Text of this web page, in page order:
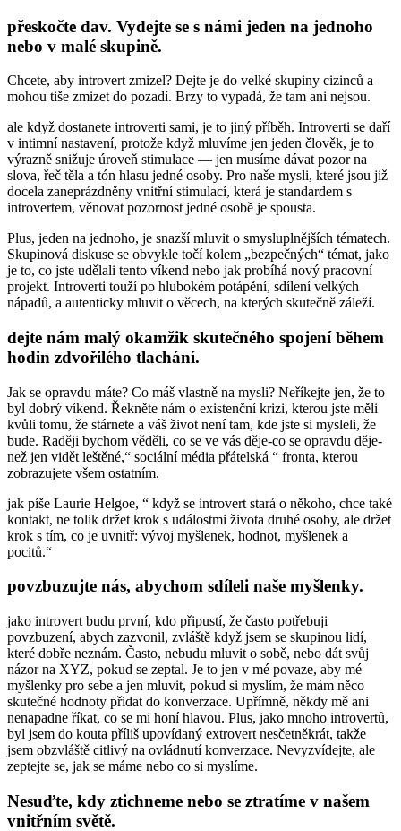
přeskočte dav. Vydejte se s námi jeden na jednoho
nebo v malé skupině.
Chcete, aby introvert zmizel? Dejte je do velké skupiny cizinců a
mohou tiše zmizet do pozadí. Brzy to vypadá, že tam ani nejsou.
ale když dostanete introverti sami, je to jiný příběh. Introverti se daří
v intimní nastavení, protože když mluvíme jen jeden člověk, je to
výrazně snižuje úroveň stimulace — jen musíme dávat pozor na
slova, řeč těla a tón hlasu jedné osoby. Pro naše mysli, které jsou již
docela zaneprázdněny vnitřní stimulací, která je standardem s
introvertem, věnovat pozornost jedné osobě je spousta.
Plus, jeden na jednoho, je snazší mluvit o smysluplnějších tématech.
Skupinová diskuse se obvykle točí kolem „bezpečných“ témat, jako
je to, co jste udělali tento víkend nebo jak probíhá nový pracovní
projekt. Introverti touží po hlubokém potápění, sdílení velkých
nápadů, a autenticky mluvit o věcech, na kterých skutečně záleží.
dejte nám malý okamžik skutečného spojení během
hodin zdvořilého tlachání.
Jak se opravdu máte? Co máš vlastně na mysli? Neříkejte jen, že to
byl dobrý víkend. Řekněte nám o existenční krizi, kterou jste měli
kvůli tomu, že stárnete a váš život není tam, kde jste si mysleli, že
bude. Raději bychom věděli, co se ve vás děje-co se opravdu děje-
než jen vidět leštěné,“ sociální média přátelská “ fronta, kterou
zobrazujete všem ostatním.
jak píše Laurie Helgoe, “ když se introvert stará o někoho, chce také
kontakt, ne tolik držet krok s událostmi života druhé osoby, ale držet
krok s tím, co je uvnitř: vývoj myšlenek, hodnot, myšlenek a
pocitů.“
povzbuzujte nás, abychom sdíleli naše myšlenky.
jako introvert budu první, kdo připustí, že často potřebuji
povzbuzení, abych zazvonil, zvláště když jsem se skupinou lidí,
které dobře neznám. Často, nebudu mluvit o sobě, nebo dát svůj
názor na XYZ, pokud se zeptal. Je to jen v mé povaze, aby mé
myšlenky pro sebe a jen mluvit, pokud si myslím, že mám něco
skutečné hodnoty přidat do konverzace. Upřímně, někdy mě ani
nenapadne říkat, co se mi honí hlavou. Plus, jako mnoho introvertů,
byl jsem do kouta příliš upovídaný extrovert nesčetněkrát, takže
jsem obzvláště citlivý na ovládnutí konverzace. Nevyzvídejte, ale
zeptejte se, jak se máme nebo co si myslíme.
Nesuďte, kdy ztichneme nebo se ztratíme v našem
vnitřním světě.